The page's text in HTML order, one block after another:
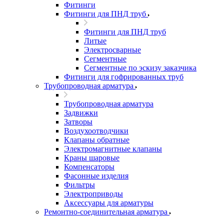
Фитинги
Фитинги для ПНД труб
Фитинги для ПНД труб
Литые
Электросварные
Сегментные
Сегментные по эскизу заказчика
Фитинги для гофрированных труб
Трубопроводная арматура
Трубопроводная арматура
Задвижки
Затворы
Воздухоотводчики
Клапаны обратные
Электромагнитные клапаны
Краны шаровые
Компенсаторы
Фасонные изделия
Фильтры
Электроприводы
Аксессуары для арматуры
Ремонтно-соединительная арматура